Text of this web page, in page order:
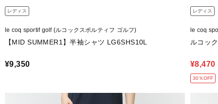
レディス
le coq sportif golf (ルコックスポルティフ ゴルフ)
【MID SUMMER1】半袖シャツ LG6SHS10L
¥9,350
レディス
le coq
ルコッ
¥8,470
30％OFF